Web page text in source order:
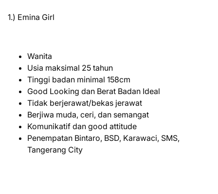
1.) Emina Girl
Wanita
Usia maksimal 25 tahun
Tinggi badan minimal 158cm
Good Looking dan Berat Badan Ideal
Tidak berjerawat/bekas jerawat
Berjiwa muda, ceri, dan semangat
Komunikatif dan good attitude
Penempatan Bintaro, BSD, Karawaci, SMS,
Tangerang City